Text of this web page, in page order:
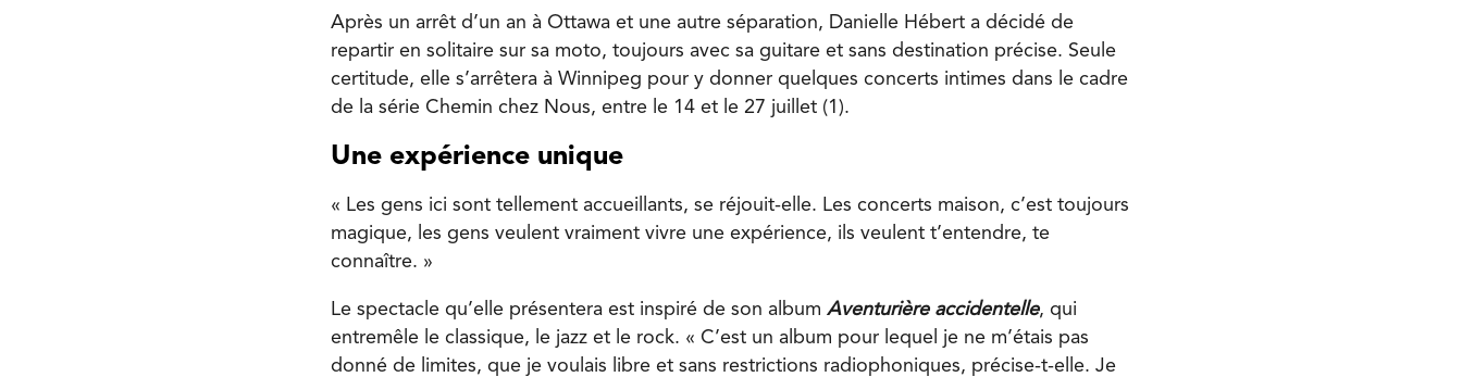
Après un arrêt d’un an à Ottawa et une autre séparation, Danielle Hébert a décidé de
repartir en solitaire sur sa moto, toujours avec sa guitare et sans destination précise. Seule
certitude, elle s’arrêtera à Winnipeg pour y donner quelques concerts intimes dans le cadre
de la série Chemin chez Nous, entre le 14 et le 27 juillet (1).
Une expérience unique
« Les gens ici sont tellement accueillants, se réjouit-elle. Les concerts maison, c’est toujours
magique, les gens veulent vraiment vivre une expérience, ils veulent t’entendre, te
connaître. »
Le spectacle qu’elle présentera est inspiré de son album Aventurière accidentelle, qui
entremêle le classique, le jazz et le rock. « C’est un album pour lequel je ne m’étais pas
donné de limites, que je voulais libre et sans restrictions radiophoniques, précise-t-elle. Je